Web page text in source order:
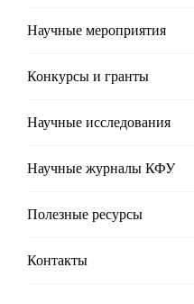
Научные мероприятия
Конкурсы и гранты
Научные исследования
Научные журналы КФУ
Полезные реcурсы
Контакты